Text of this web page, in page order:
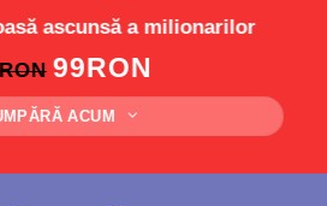
ascunsă a milionarilor
99RON
ACUM